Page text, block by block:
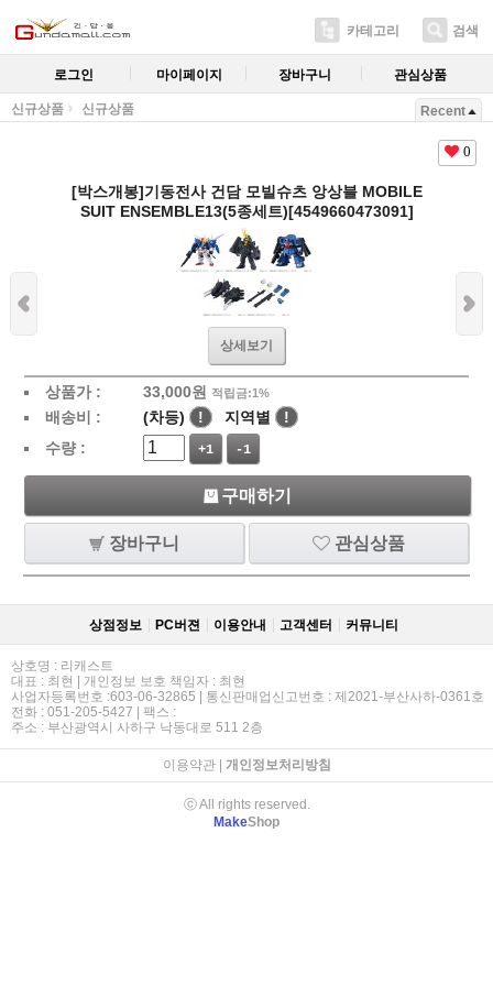
카테고리 검색
로그인 마이페이지 장바구니 관심상품
신규상품 신규상품 Recent
0
[박스개봉]기동전사 건담 모빌슈츠 앙상블 MOBILE
SUIT ENSEMBLE13(5종세트)[4549660473091]
상세보기
상품가 : 33,000원 적립금:1%
배송비 : (차등) ! 지역별
!
수량 :
+1 -1
구매하기
장바구니 관심상품
상점정보 PC버젼 이용안내 고객센터 커뮤니티
상호명 : 리캐스트
대표 : 최현 | 개인정보 보호 책임자 : 최현
사업자등록번호 :603-06-32865 | 통신판매업신고번호 : 제2021-부산사하-0361호
전화 : 051-205-5427 | 팩스 :
주소 : 부산광역시 사하구 낙동대로 511 2층
이용약관| 개인정보처리방침
ⓒ All rights reserved.
MakeShop